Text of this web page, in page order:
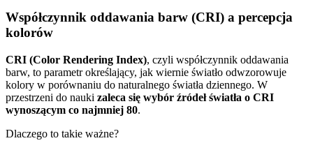
Współczynnik oddawania barw (CRI) a percepcja
kolorów
CRI (Color Rendering Index), czyli współczynnik oddawania
barw, to parametr określający, jak wiernie światło odwzorowuje
kolory w porównaniu do naturalnego światła dziennego. W
przestrzeni do nauki zaleca się wybór źródeł światła o CRI
wynoszącym co najmniej 80.
Dlaczego to takie ważne?